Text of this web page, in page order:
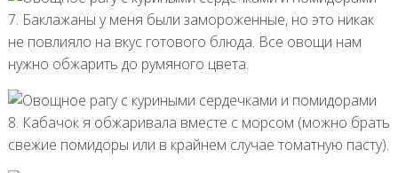
7. Баклажаны у меня были замороженные, но это никак
не повлияло на вкус готового блюда. Все овощи нам
нужно обжарить до румяного цвета.
8. Кабачок я обжаривала вместе с морсом (можно брать
свежие помидоры или в крайнем случае томатную пасту).